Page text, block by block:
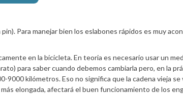
pin). Para manejar bien los eslabones rápidos es muy
en la bicicleta. En teoria es necesario usar un
para saber cuando debemos cambiarla pero, en la
kilómetros. Eso no significa que la cadena vieja se
elongada, afectará el buen funcionamiento de los